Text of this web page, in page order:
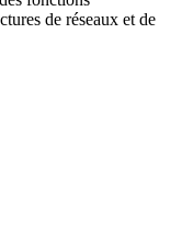
de réseaux et de